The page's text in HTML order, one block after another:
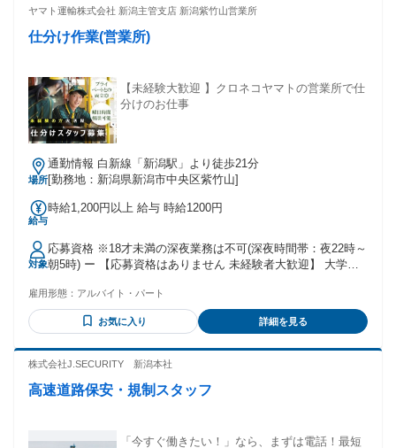
ヤマト運輸株式会社 新潟主管支店 新潟紫竹山営業所
仕分け作業(営業所)
【未経験大歓迎 】クロネコヤマトの営業所で仕
分けのお仕事
場所
通勤情報 白新線「新潟駅」より徒歩21分
[勤務地：新潟県新潟市中央区紫竹山]
給与
時給1,200円以上 給与 時給1200円
対象
応募資格 ※18才未満の深夜業務は不可(深夜時間帯：夜22時～
朝5時) ー 【応募資格はありません 未経験者大歓迎】 大学生 /
養範囲内 /Wワーク・副業も相談可能 (一部社内規定による) ◆
ハローワークでお仕事探し中の方にもおすすめ ◆中高年の方
も多数活躍しています。 【先輩スタッフさんの職歴例】 全く
た方 ・コンビニやスーパーなどの販売接客をされていた方 ・
力等の事務をされていた方 ・短期で倉庫内作業をされていた
雇用形態： アルバイト・パート
お気に入り 詳細を見る
株式会社J.SECURITY 新潟本社
高速道路保安・規制スタッフ
「今すぐ働きたい！」なら、まずは電話！最短